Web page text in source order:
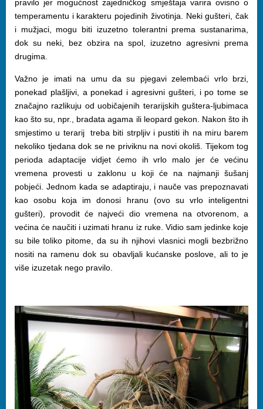
pravilo jer mogućnost zajedničkog smještaja varira ovisno o
temperamentu i karakteru pojedinih životinja. Neki gušteri, čak
i mužjaci, mogu biti izuzetno tolerantni prema sustanarima,
dok su neki, bez obzira na spol, izuzetno agresivni prema
drugima.
Važno je imati na umu da su pjegavi zelembaći vrlo brzi,
ponekad plašljivi, a ponekad i agresivni gušteri, i po tome se
značajno razlikuju od uobičajenih terarijskih guštera-ljubimaca
kao što su, npr., bradata agama ili leopard gekon. Nakon što ih
smjestimo u terarij treba biti strpljiv i pustiti ih na miru barem
nekoliko tjedana dok se ne priviknu na novi okoliš. Tijekom tog
perioda adaptacije vidjet ćemo ih vrlo malo jer će većinu
vremena provesti u zaklonu u koji će na najmanji šušanj
pobjeći. Jednom kada se adaptiraju, i nauče vas prepoznavati
kao osobu koja im donosi hranu (ovo su vrlo inteligentni
gušteri), provodit će najveći dio vremena na otvorenom, a
većina će naučiti i uzimati hranu iz ruke. Vidio sam jedinke koje
su bile toliko pitome, da su ih njihovi vlasnici mogli bezbrižno
nositi na ramenu dok su obavljali kućanske poslove, ali to je
više izuzetak nego pravilo.